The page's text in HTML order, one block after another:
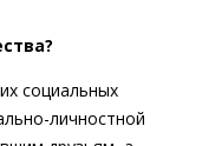
социальных
личностной